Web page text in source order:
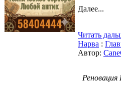
Далее...
Читать
Нарва :
Автор: